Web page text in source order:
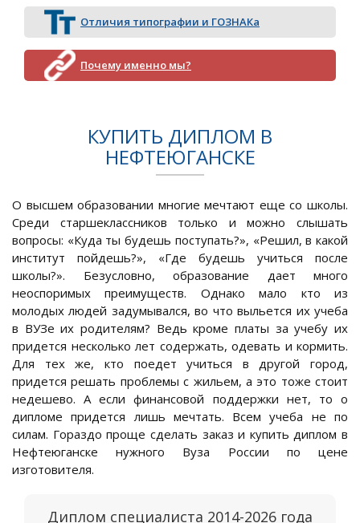
Отличия типографии и ГОЗНАКа
Почему именно мы?
КУПИТЬ ДИПЛОМ В
НЕФТЕЮГАНСКЕ
О высшем образовании многие мечтают еще со школы.
Среди старшеклассников только и можно слышать
вопросы: «Куда ты будешь поступать?», «Решил, в какой
институт пойдешь?», «Где будешь учиться после
школы?». Безусловно, образование дает много
неоспоримых преимуществ. Однако мало кто из
молодых людей задумывался, во что выльется их учеба
в ВУЗе их родителям? Ведь кроме платы за учебу их
придется несколько лет содержать, одевать и кормить.
Для тех же, кто поедет учиться в другой город,
придется решать проблемы с жильем, а это тоже стоит
недешево. А если финансовой поддержки нет, то о
дипломе придется лишь мечтать. Всем учеба не по
силам. Гораздо проще сделать заказ и купить диплом в
Нефтеюганске нужного Вуза России по цене
изготовителя.
Диплом специалиста 2014-2026 года